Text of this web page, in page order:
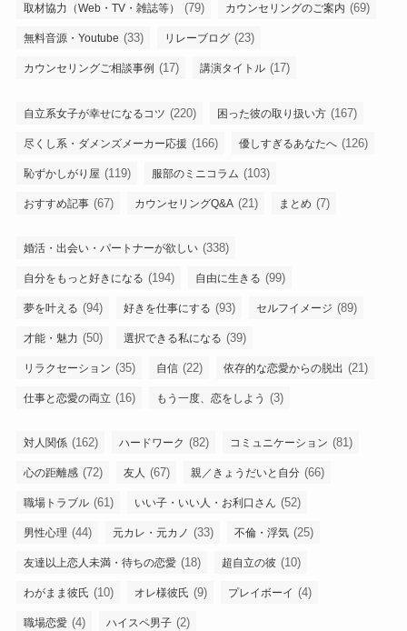
取材協力（Web・TV・雑誌等） (79) カウンセリングのご案内 (69)
無料音源・Youtube (33) リレーブログ (23)
カウンセリングご相談事例 (17) 講演タイトル (17)
自立系女子が幸せになるコツ (220) 困った彼の取り扱い方 (167)
尽くし系・ダメンズメーカー応援 (166) 優しすぎるあなたへ (126)
恥ずかしがり屋 (119) 服部のミニコラム (103)
おすすめ記事 (67) カウンセリングQ&A (21) まとめ (7)
婚活・出会い・パートナーが欲しい (338)
自分をもっと好きになる (194) 自由に生きる (99)
夢を叶える (94) 好きを仕事にする (93) セルフイメージ (89)
才能・魅力 (50) 選択できる私になる (39)
リラクセーション (35) 自信 (22) 依存的な恋愛からの脱出 (21)
仕事と恋愛の両立 (16) もう一度、恋をしよう (3)
対人関係 (162) ハードワーク (82) コミュニケーション (81)
心の距離感 (72) 友人 (67) 親／きょうだいと自分 (66)
職場トラブル (61) いい子・いい人・お利口さん (52)
男性心理 (44) 元カレ・元カノ (33) 不倫・浮気 (25)
友達以上恋人未満・待ちの恋愛 (18) 超自立の彼 (10)
わがまま彼氏 (10) オレ様彼氏 (9) プレイボーイ (4)
職場恋愛 (4) ハイスペ男子 (2)